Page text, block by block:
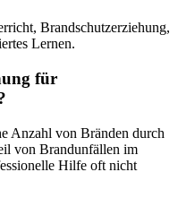
Brandschutzerziehung,
Lernen.
für
Anzahl von Bränden durch
von Brandunfällen im
Hilfe oft nicht